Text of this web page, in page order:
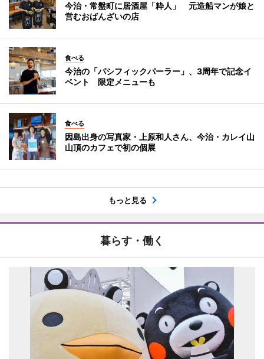
今治・常盤町に居酒屋「粋人」 元造船マンが娘と
営むおばんざいの店
食べる
今治の「パシフィックパーラー」、3周年で記念イ
ベント 限定メニューも
食べる
因島出身の写真家・上原和人さん、今治・カレイ山
山頂のカフェで初の個展
もっと見る
暮らす・働く